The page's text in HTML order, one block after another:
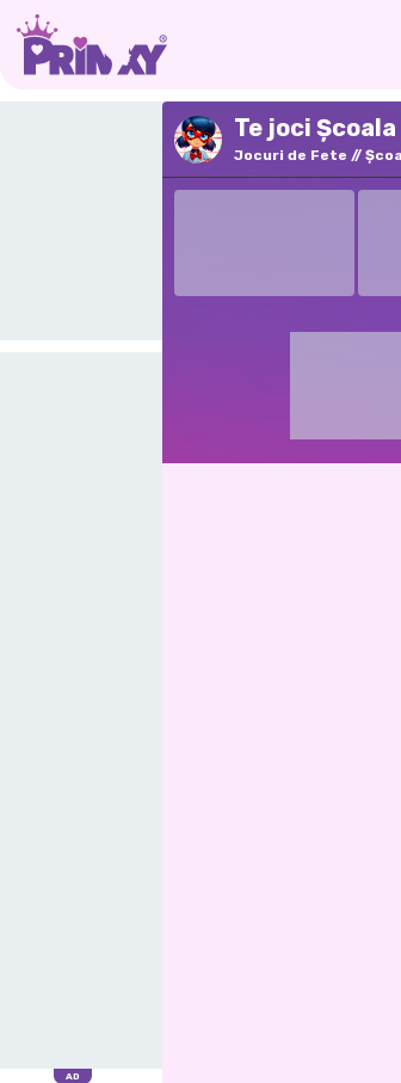
Te joci
Jocuri de Fete